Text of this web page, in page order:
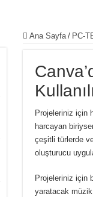
Ana Sayfa / PC-
Projeleriniz için
harcayan
çeşitli türlerde
oluşturucu
Projeleriniz için
yaratacak müzik